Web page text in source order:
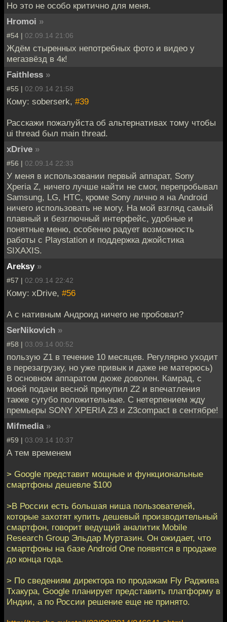
Но это не особо критично для меня.
Hromoi »
#54 | 02.09.14 21:06
Ждём стыренных непотребных фото и видео у
мегазвёзд в 4к!
Faithless »
#55 | 02.09.14 21:58
Кому: soberserk, #39
Расскажи пожалуйста об альтернативах тому чтобы
ui thread был main thread.
xDrive »
#56 | 02.09.14 22:33
У меня в использовании первый аппарат, Sony
Xperia Z, ничего лучше найти не смог, перепробывал
Samsung, LG, HTC, кроме Sony лично я на Android
ничего использовать не могу. На мой взгляд самый
плавный и безглючный интерфейс, удобные и
понятные меню, особенно радует возможность
работы с Playstation и поддержка джойстика
SIXAXIS.
Areksy »
#57 | 02.09.14 22:42
Кому: xDrive, #56
А с нативным Андроид ничего не пробовал?
SerNikovich »
#58 | 03.09.14 00:52
пользую Z1 в течение 10 месяцев. Регулярно уходит
в перезагрузку, но уже привык и даже не матерюсь)
В основном аппаратом дюже доволен. Камрад, с
моей подачи весной прикупил Z2 и впечатления
также сугубо положительные. С нетерпением жду
премьеры SONY XPERIA Z3 и Z3compact в сентябре!
Mifmedia »
#59 | 03.09.14 10:37
А тем временем
> Google представит мощные и функциональные
смартфоны дешевле $100
>В России есть большая ниша пользователей,
которые захотят купить дешевый производительный
смартфон, говорит ведущий аналитик Mobile
Research Group Эльдар Муртазин. Он ожидает, что
смартфоны на базе Android One появятся в продаже
до конца года.
> По сведениям директора по продажам Fly Раджива
Тхакура, Google планирует представить платформу в
Индии, а по России решение еще не принято.